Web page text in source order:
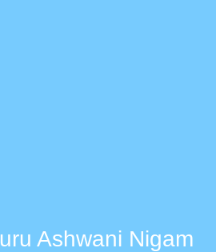
Ashwani Nigam